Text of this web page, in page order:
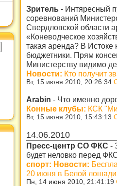
Зритель - Интяресный
соревнований
Свердловской области
«Коневодческое
такая аренда? В Истоке
бюджетники. Прям
Министерству видимо
Новости: Кто получит
Вт, 15 июня 2010, 20:26:34
Arabin - Что именно
Конные клубы: КСК
Вт, 15 июня 2010, 15:43:13
14.06.2010
Пресс-центр СО ФКС -
будет неловко перед
спорт: Новости:
20 июня в Белой лошади
Пн, 14 июня 2010, 21:41:19